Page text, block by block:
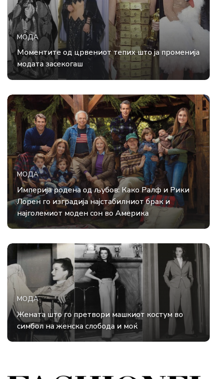
МОДА
Моментите од црвениот тепих што ја променија
модата засекогаш
МОДА
Империја родена од љубов: Како Ралф и Рики
Лорен го изградија најстабилниот брак и
најголемиот моден сон во Америка
МОДА
Жената што го претвори машкиот костум во
симбол на женска слобода и моќ